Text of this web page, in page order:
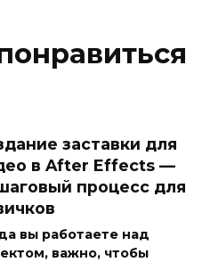
заставки для
в After Effects —
процесс для
вы работаете над
важно, чтобы